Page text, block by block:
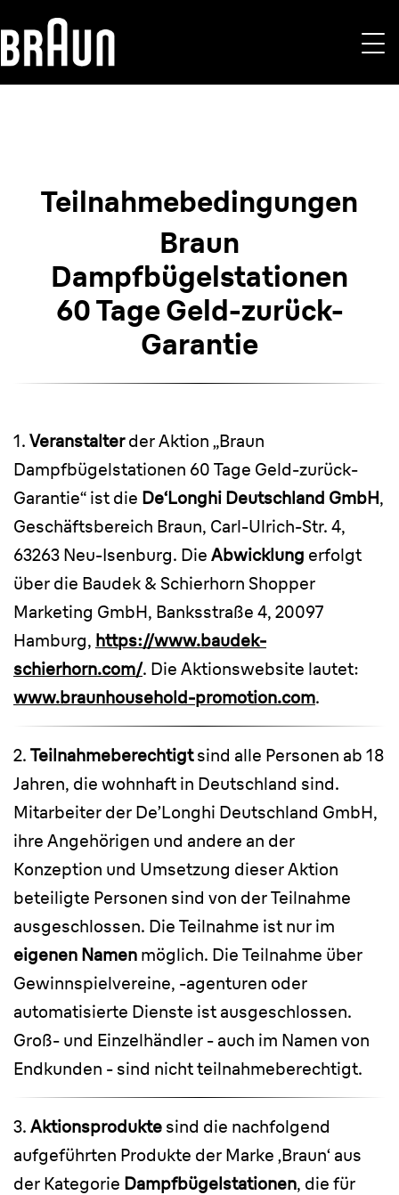
Teilnahme­bedingungen
Braun
Dampfbügelstationen
60 Tage Geld-zurück-
Garantie
1. Veranstalterder Aktion „Braun
Dampfbügelstationen 60 Tage Geld-zurück-
Garantie“ ist die De‘Longhi Deutschland GmbH,
Geschäftsbereich Braun, Carl-Ulrich-Str. 4,
63263 Neu-Isenburg. Die Abwicklung erfolgt
über die Baudek & Schierhorn Shopper
Marketing GmbH, Banksstraße 4, 20097
Hamburg, https://www.baudek-
schierhorn.com/. Die Aktionswebsite lautet:
www.braunhousehold-promotion.com.
2. Teilnahmeberechtigtsind alle Personen ab 18
Jahren, die wohnhaft in Deutschland sind.
Mitarbeiter der De’Longhi Deutschland GmbH,
ihre Angehörigen und andere an der
Konzeption und Umsetzung dieser Aktion
beteiligte Personen sind von der Teilnahme
ausgeschlossen. Die Teilnahme ist nur im
eigenen Namen möglich. Die Teilnahme über
Gewinnspielvereine, -agenturen oder
automatisierte Dienste ist ausgeschlossen.
Groß- und Einzelhändler - auch im Namen von
Endkunden - sind nicht teilnahmeberechtigt.
3. Aktionsprodukte sind die nachfolgend
aufgeführten Produkte der Marke ‚Braun‘ aus
der Kategorie Dampfbügelstationen, die für